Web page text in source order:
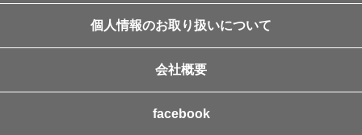
個人情報のお取り扱いについて
会社概要
facebook